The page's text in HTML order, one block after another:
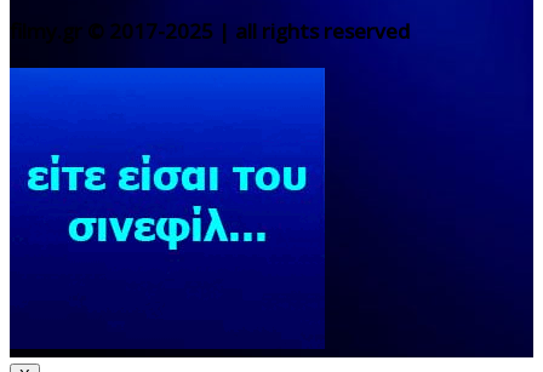
filmy.gr © 2017-2025 | all rights reserved